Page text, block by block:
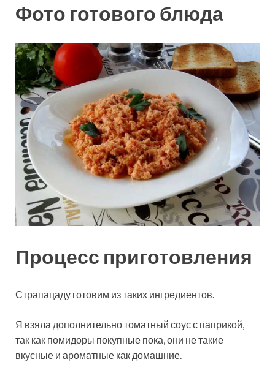
Фото готового блюда
Процесс приготовления
Страпацаду готовим из таких ингредиентов.
Я взяла дополнительно томатный соус с паприкой,
так как помидоры покупные пока, они не такие
вкусные и ароматные как домашние.